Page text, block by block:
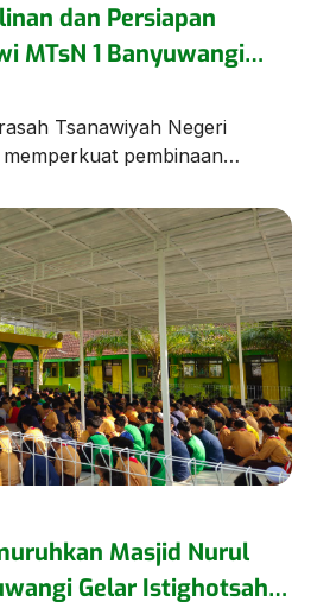
dan Persiapan
MTsN 1 Banyuwangi
dalam Latihan Pramuka
Tsanawiyah Negeri
pembinaan
yang digelar di Lapangan
pada Jumat (31/7/2026).
sosialisasi tata tertib madrasah
oleh Wakil Ketua Majelis
(WaKamigus) Urusan
Hj. Hanik […]
Masjid Nurul
Gelar Istighotsah